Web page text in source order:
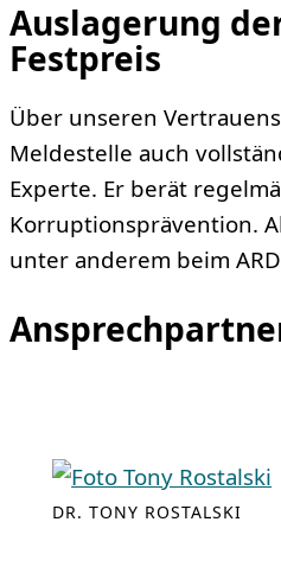
Auslagerung
Festpreis
Über unseren
Meldestelle auch
Experte. Er berät
Korruptionsprävention.
unter anderem beim
DR. TONY ROSTALSKI